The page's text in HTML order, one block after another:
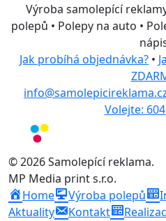
Výroba samolepící
polepů • Polepy na auto •
Jak probíhá objednávka? •
Volejte:
© 2026 Samolepící reklama.
MP Media print s.r.o.
Home
Výroba polepů
Aktuality
Kontakt